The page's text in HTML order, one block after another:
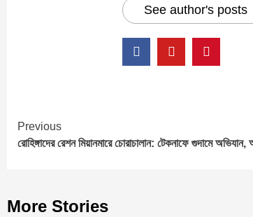
See author's posts
Continue
Reading
Previous
রোহিঙ্গাদের রেশন মিয়ানমারে চোরাচালান: টেকনাফে গুদামে
More Stories